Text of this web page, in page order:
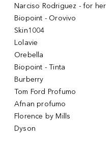
Narciso Rodriguez - for her
Biopoint - Orovivo
Skin1004
Lolavie
Orebella
Biopoint - Tinta
Burberry
Tom Ford Profumo
Afnan profumo
Florence by Mills
Dyson